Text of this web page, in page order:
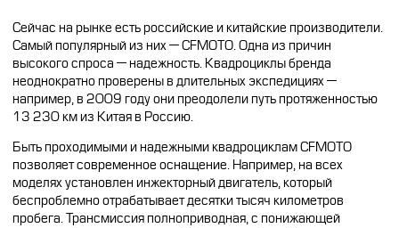
Сейчас на рынке есть российские и китайские производители.
Самый популярный из них — CFMOTO. Одна из причин
высокого спроса — надежность. Квадроциклы бренда
неоднократно проверены в длительных экспедициях —
например,в 2009 году они преодолели путь протяженностью
13 230 км из Китая в Россию.
Быть проходимыми и надежными квадроциклам CFMOTO
позволяет современное оснащение. Например, на всех
моделях установлен инжекторный двигатель, который
беспроблемно отрабатывает десятки тысяч километров
пробега. Трансмиссия полноприводная, с понижающей